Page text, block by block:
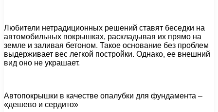
Любители нетрадиционных решений ставят беседки на
автомобильных покрышках, раскладывая их прямо на
земле и заливая бетоном. Такое основание без проблем
выдерживает вес легкой постройки. Однако, ее внешний
вид оно не украшает.
Автопокрышки в качестве опалубки для фундамента –
«дешево и сердито»